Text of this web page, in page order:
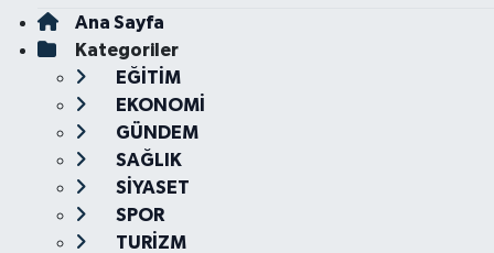
Ana Sayfa
Kategoriler
EĞİTİM
EKONOMİ
GÜNDEM
SAĞLIK
SİYASET
SPOR
TURİZM